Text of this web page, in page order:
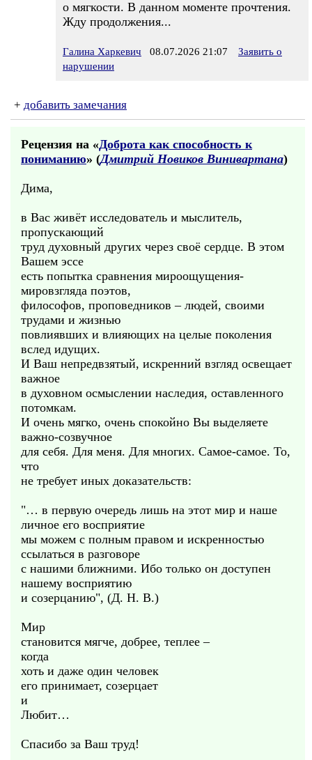
о мягкости. В данном моменте прочтения.
Жду продолжения...
Галина Харкевич 08.07.2026 21:07
Заявить о
нарушении
+ добавить замечания
Рецензия на «Доброта как способность к
пониманию» (Дмитрий Новиков Винивартана)
Дима,
в Вас живёт исследователь и мыслитель,
пропускающий
труд духовный других через своё сердце. В этом
Вашем эссе
есть попытка сравнения мироощущения-
мировзгляда поэтов,
философов, проповедников – людей, своими
трудами и жизнью
повлиявших и влияющих на целые поколения
вслед идущих.
И Ваш непредвзятый, искренний взгляд освещает
важное
в духовном осмыслении наследия, оставленного
потомкам.
И очень мягко, очень спокойно Вы выделяете
важно-созвучное
для себя. Для меня. Для многих. Самое-самое. То,
что
не требует иных доказательств:
"… в первую очередь лишь на этот мир и наше
личное его восприятие
мы можем с полным правом и искренностью
ссылаться в разговоре
с нашими ближними. Ибо только он доступен
нашему восприятию
и созерцанию", (Д. Н. В.)
Мир
становится мягче, добрее, теплее –
когда
хоть и даже один человек
его принимает, созерцает
и
Любит…
Спасибо за Ваш труд!